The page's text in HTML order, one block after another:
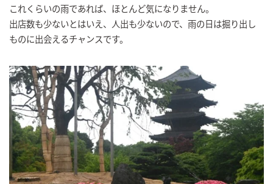
これくらいの雨であれば、ほとんど気になりません。
出店数も少ないとはいえ、人出も少ないので、雨の日は掘り出し
ものに出会えるチャンスです。